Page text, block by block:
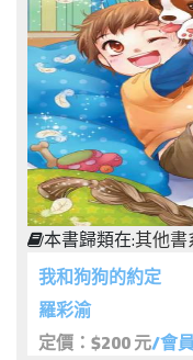
本書歸類在:其他書
我和狗狗的約定
羅彩渝
定價：$200 元/會